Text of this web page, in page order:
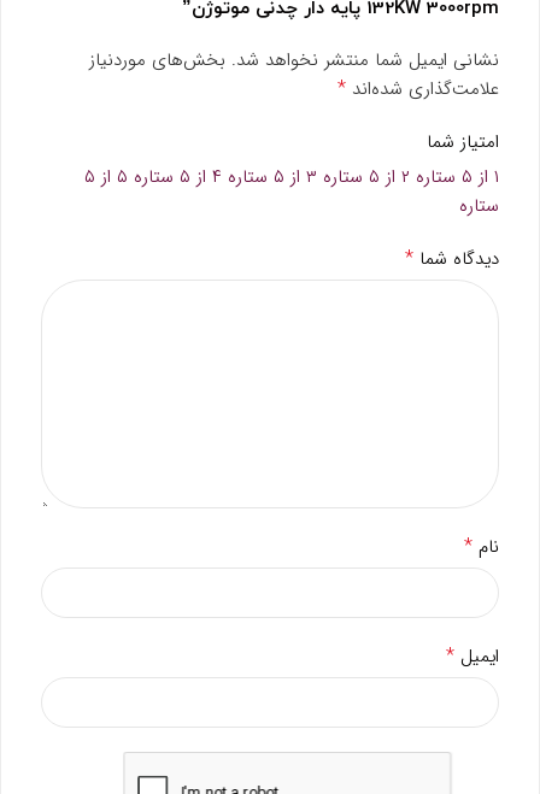
132KW 3000rpm پایه دار چدنی موتوژن”
نشانی ایمیل شما منتشر نخواهد شد. بخش‌های موردنیاز
علامت‌گذاری شده‌اند *
امتیاز شما
۱ از ۵ ستاره
۲ از ۵ ستاره ۳ از ۵ ستاره ۴ از ۵ ستاره
۵ از ۵
ستاره
دیدگاه شما *
نام *
ایمیل *